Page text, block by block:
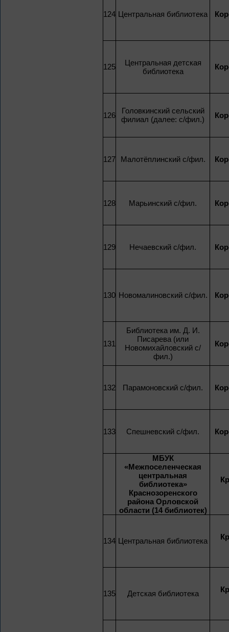
124 Центральная библиотека
125
Центральная детская
библиотека
126
Головкинский сельский
филиал (далее: с/фил.)
127 Малотёплинский с/фил.
128 Марьинский с/фил.
129 Нечаевский с/фил.
130 Новомалиновский с/фил.
131
Библиотека им. Д. И.
Писарева (или
Новомихайловский с/
фил.)
132 Парамоновский с/фил.
133 Спешневский с/фил.
МБУК
«Межпоселенческая
центральная
библиотека»
Краснозоренского
района Орловской
области (14 библиотек)
134 Центральная библиотека
135 Детская библиотека